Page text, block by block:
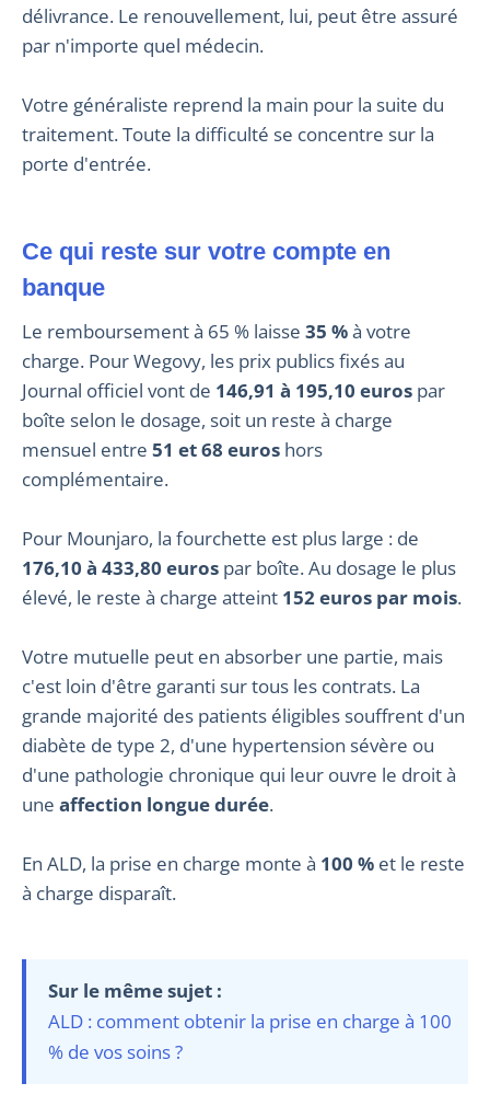
délivrance. Le renouvellement, lui, peut être assuré
par n'importe quel médecin.
Votre généraliste reprend la main pour la suite du
traitement. Toute la difficulté se concentre sur la
porte d'entrée.
Ce qui reste sur votre compte en
banque
Le remboursement à 65 % laisse 35 %à votre
charge. Pour Wegovy, les prix publics fixés au
Journal officiel vont de 146,91 à 195,10 euros par
boîte selon le dosage, soit un reste à charge
mensuel entre 51 et 68 euros hors
complémentaire.
Pour Mounjaro, la fourchette est plus large : de
176,10 à 433,80 euros par boîte. Au dosage le plus
élevé, le reste à charge atteint 152 euros par mois.
Votre mutuelle peut en absorber une partie, mais
c'est loin d'être garanti sur tous les contrats. La
grande majorité des patients éligibles souffrent d'un
diabète de type 2, d'une hypertension sévère ou
d'une pathologie chronique qui leur ouvre le droit à
une affection longue durée.
En ALD, la prise en charge monte à 100 % et le reste
à charge disparaît.
Sur le même sujet :
ALD : comment obtenir la prise en charge à 100
% de vos soins ?